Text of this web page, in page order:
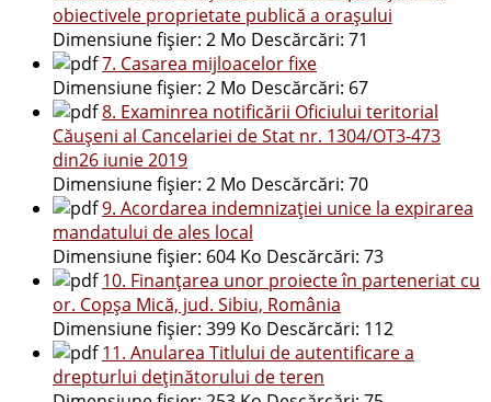
obiectivele proprietate publică a orașului
Dimensiune fișier: 2 Mo Descărcări: 71
7. Casarea mijloacelor fixe
Dimensiune fișier: 2 Mo Descărcări: 67
8. Examinrea notificării Oficiului teritorial
Căușeni al Cancelariei de Stat nr. 1304/OT3-473
din26 iunie 2019
Dimensiune fișier: 2 Mo Descărcări: 70
9. Acordarea indemnizației unice la expirarea
mandatului de ales local
Dimensiune fișier: 604 Ko Descărcări: 73
10. Finanțarea unor proiecte în parteneriat cu
or. Copșa Mică, jud. Sibiu, România
Dimensiune fișier: 399 Ko Descărcări: 112
11. Anularea Titlului de autentificare a
drepturlui deținătorului de teren